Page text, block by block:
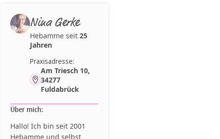
Nina Gerke
Hebamme seit 25
Jahren
Praxisadresse:
Am Triesch 10,
34277
Fuldabrück
Über mich:
Hallo! Ich bin seit 2001
Hebamme und selbst